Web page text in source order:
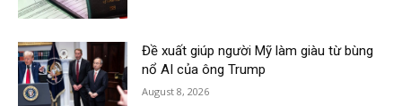
Đề xuất giúp người Mỹ làm giàu từ bùng
nổ AI của ông Trump
August 8, 2026